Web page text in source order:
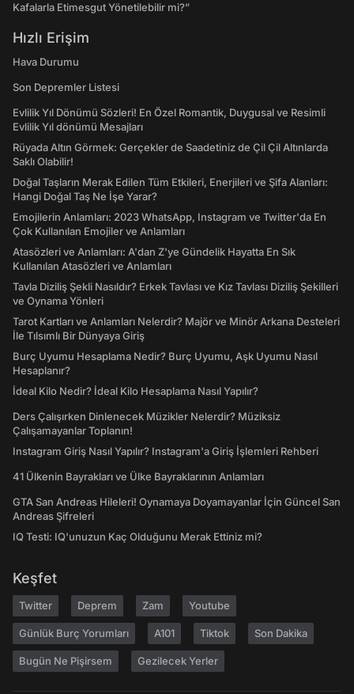
Kafalarla Etimesgut Yönetilebilir mi?”
Hızlı Erişim
Hava Durumu
Son Depremler Listesi
Evlilik Yıl Dönümü Sözleri! En Özel Romantik, Duygusal ve Resimli
Evlilik Yıl dönümü Mesajları
Rüyada Altın Görmek: Gerçekler de Saadetiniz de Çil Çil Altınlarda
Saklı Olabilir!
Doğal Taşların Merak Edilen Tüm Etkileri, Enerjileri ve Şifa Alanları:
Hangi Doğal Taş Ne İşe Yarar?
Emojilerin Anlamları: 2023 WhatsApp, Instagram ve Twitter'da En
Çok Kullanılan Emojiler ve Anlamları
Atasözleri ve Anlamları: A'dan Z'ye Gündelik Hayatta En Sık
Kullanılan Atasözleri ve Anlamları
Tavla Diziliş Şekli Nasıldır? Erkek Tavlası ve Kız Tavlası Diziliş Şekilleri
ve Oynama Yönleri
Tarot Kartları ve Anlamları Nelerdir? Majör ve Minör Arkana Desteleri
İle Tılsımlı Bir Dünyaya Giriş
Burç Uyumu Hesaplama Nedir? Burç Uyumu, Aşk Uyumu Nasıl
Hesaplanır?
İdeal Kilo Nedir? İdeal Kilo Hesaplama Nasıl Yapılır?
Ders Çalışırken Dinlenecek Müzikler Nelerdir? Müziksiz
Çalışamayanlar Toplanın!
Instagram Giriş Nasıl Yapılır? Instagram'a Giriş İşlemleri Rehberi
41 Ülkenin Bayrakları ve Ülke Bayraklarının Anlamları
GTA San Andreas Hileleri! Oynamaya Doyamayanlar İçin Güncel San
Andreas Şifreleri
IQ Testi: IQ'unuzun Kaç Olduğunu Merak Ettiniz mi?
Keşfet
Twitter Deprem Zam Youtube
Günlük Burç Yorumları A101 Tiktok Son Dakika
Bugün Ne Pişirsem Gezilecek Yerler